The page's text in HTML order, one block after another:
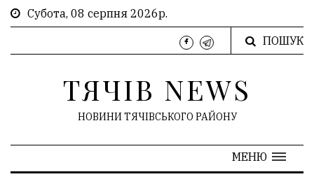
Субота, 08 серпня 2026р.
ПОШУК
ТЯЧІВ NEWS
НОВИНИ ТЯЧІВСЬКОГО РАЙОНУ
МЕНЮ